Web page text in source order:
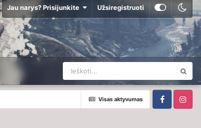
Jau narys? Prisijunkite Užsiregistruoti
Visas aktyvumas